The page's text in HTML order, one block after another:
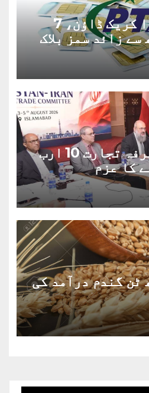
پی ٹی اے کا بڑا کریک ڈاؤن، 7
پاک ایران دوطرفہ تجارت 10 ارب
کا عزم
10 لاکھ ٹن گندم درآمد کی